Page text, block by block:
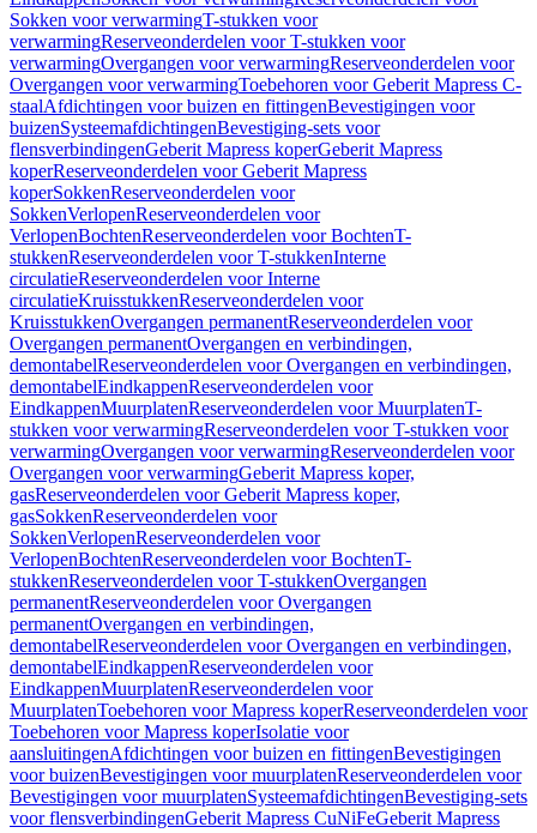
Sokken voor verwarmingT-stukken voor
verwarmingReserveonderdelen voor T-stukken voor
verwarmingOvergangen voor verwarmingReserveonderdelen voor
Overgangen voor verwarmingToebehoren voor Geberit Mapress C-
staalAfdichtingen voor buizen en fittingenBevestigingen voor
buizenSysteemafdichtingenBevestiging-sets voor
flensverbindingenGeberit Mapress koperGeberit Mapress
koperReserveonderdelen voor Geberit Mapress
koperSokkenReserveonderdelen voor
SokkenVerlopenReserveonderdelen voor
VerlopenBochtenReserveonderdelen voor BochtenT-
stukkenReserveonderdelen voor T-stukkenInterne
circulatieReserveonderdelen voor Interne
circulatieKruisstukkenReserveonderdelen voor
KruisstukkenOvergangen permanentReserveonderdelen voor
Overgangen permanentOvergangen en verbindingen,
demontabelReserveonderdelen voor Overgangen en verbindingen,
demontabelEindkappenReserveonderdelen voor
EindkappenMuurplatenReserveonderdelen voor MuurplatenT-
stukken voor verwarmingReserveonderdelen voor T-stukken voor
verwarmingOvergangen voor verwarmingReserveonderdelen voor
Overgangen voor verwarmingGeberit Mapress koper,
gasReserveonderdelen voor Geberit Mapress koper,
gasSokkenReserveonderdelen voor
SokkenVerlopenReserveonderdelen voor
VerlopenBochtenReserveonderdelen voor BochtenT-
stukkenReserveonderdelen voor T-stukkenOvergangen
permanentReserveonderdelen voor Overgangen
permanentOvergangen en verbindingen,
demontabelReserveonderdelen voor Overgangen en verbindingen,
demontabelEindkappenReserveonderdelen voor
EindkappenMuurplatenReserveonderdelen voor
MuurplatenToebehoren voor Mapress koperReserveonderdelen voor
Toebehoren voor Mapress koperIsolatie voor
aansluitingenAfdichtingen voor buizen en fittingenBevestigingen
voor buizenBevestigingen voor muurplatenReserveonderdelen voor
Bevestigingen voor muurplatenSysteemafdichtingenBevestiging-sets
voor flensverbindingenGeberit Mapress CuNiFeGeberit Mapress